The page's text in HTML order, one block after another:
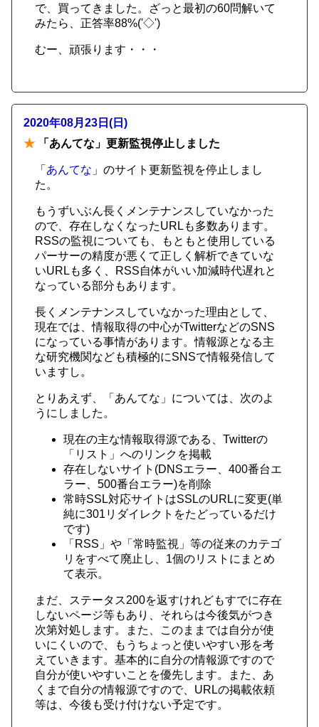
で、買ってきました。ざっと最初の60問解いて
みたら、正答率88%('◇')ゞ
むー、頑張ります・・・
2020年08月23日(日)
★ 「あんてな」更新監視停止しました
「 あんてな 」のサイト更新監視を停止しまし
た。
もうずいぶん長くメンテナンスしていなかった
ので、存在しなくなったURLも多数あります。
RSSの監視についても、もともと使用している
パーサーの精度が悪くて正しく解析できていな
いURLも多く、RSS自体がいい加減時代遅れと
なっている部分もあります。
長くメンテナンスしていなかった理由として、
現在では、情報取得の中心がTwitterなどのSNS
になっている事情があります。情報源となる主
な研究機関なども積極的にSNSで情報発信して
いますし。
とりあえず、「あんてな」については、次のよ
うにしました。
現在の主な情報取得源である、Twitterの
「リスト」へのリンクを掲載
存在しないサイト(DNSエラー、400番台エ
ラー、500番台エラー)を削除
常時SSL対応サイトはSSLのURLに変更(単
純に301リダイレクトをたどっているだけ
です)
「RSS」や「常時監視」等の従来のカテゴ
リをすべて廃止し、1個のリストにまとめ
て表示。
まだ、ステータス200を返すけれどもすでに存在
しないページ等もあり、それらは今後気がつき
次第対処します。また、このままでは自分が使
いにくいので、もうちょっと使いやすい形を考
えていきます。基本的に自分の情報源ですので
自分が使いやすいことを優先します。また、あ
くまで自分の情報源ですので、URLの掲載依頼
等は、今後も受け付けない予定です。